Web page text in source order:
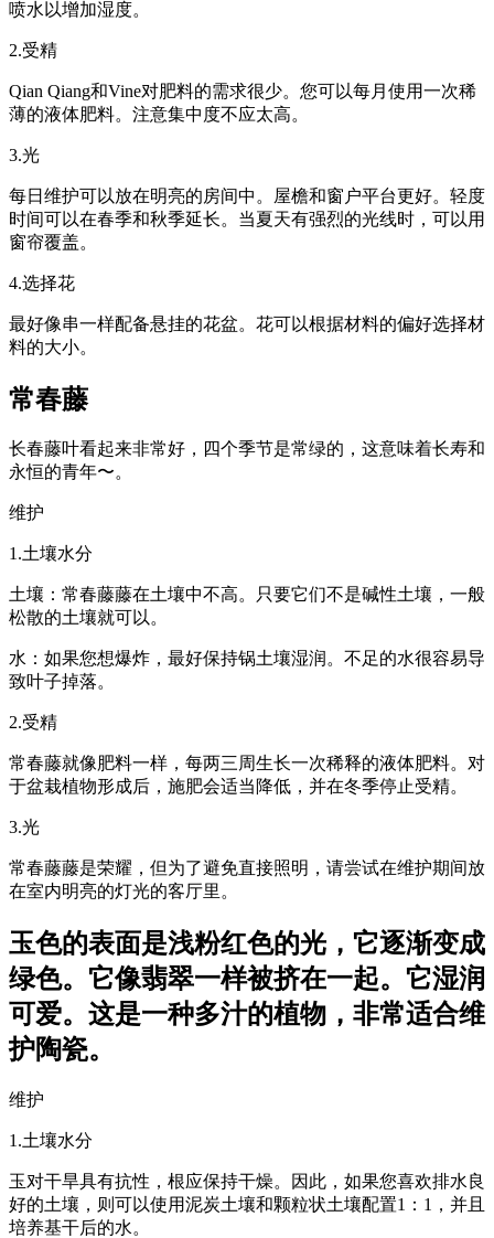
喷水以增加湿度。
2.受精
Qian Qiang和Vine对肥料的需求很少。您可以每月使用一次稀
薄的液体肥料。注意集中度不应太高。
3.光
每日维护可以放在明亮的房间中。屋檐和窗户平台更好。轻度
时间可以在春季和秋季延长。当夏天有强烈的光线时，可以用
窗帘覆盖。
4.选择花
最好像串一样配备悬挂的花盆。花可以根据材料的偏好选择材
料的大小。
常春藤
长春藤叶看起来非常好，四个季节是常绿的，这意味着长寿和
永恒的青年〜。
维护
1.土壤水分
土壤：常春藤藤在土壤中不高。只要它们不是碱性土壤，一般
松散的土壤就可以。
水：如果您想爆炸，最好保持锅土壤湿润。不足的水很容易导
致叶子掉落。
2.受精
常春藤就像肥料一样，每两三周生长一次稀释的液体肥料。对
于盆栽植物形成后，施肥会适当降低，并在冬季停止受精。
3.光
常春藤藤是荣耀，但为了避免直接照明，请尝试在维护期间放
在室内明亮的灯光的客厅里。
玉色的表面是浅粉红色的光，它逐渐变成
绿色。它像翡翠一样被挤在一起。它湿润
可爱。这是一种多汁的植物，非常适合维
护陶瓷。
维护
1.土壤水分
玉对干旱具有抗性，根应保持干燥。因此，如果您喜欢排水良
好的土壤，则可以使用泥炭土壤和颗粒状土壤配置1：1，并且
培养基干后的水。